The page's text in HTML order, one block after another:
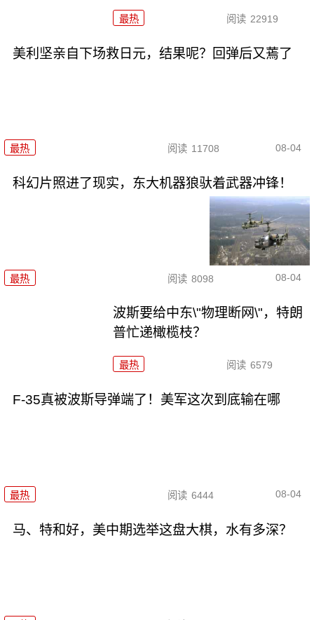
最热 阅读 22919
美利坚亲自下场救日元，结果呢？回弹后又蔫了
最热 阅读 11708 08-04
科幻片照进了现实，东大机器狼驮着武器冲锋！
最热 阅读 8098 08-04
波斯要给中东\"物理断网\"，特朗
普忙递橄榄枝？
最热 阅读 6579
F-35真被波斯导弹端了！美军这次到底输在哪
最热 阅读 6444 08-04
马、特和好，美中期选举这盘大棋，水有多深？